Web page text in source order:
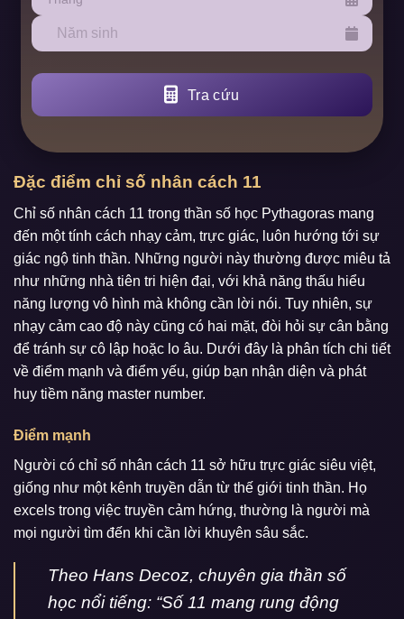
Tra cứu
Đặc điểm chỉ số nhân cách 11
Chỉ số nhân cách 11 trong thần số học Pythagoras mang
đến một tính cách nhạy cảm, trực giác, luôn hướng tới sự
giác ngộ tinh thần. Những người này thường được miêu tả
như những nhà tiên tri hiện đại, với khả năng thấu hiểu
năng lượng vô hình mà không cần lời nói. Tuy nhiên, sự
nhạy cảm cao độ này cũng có hai mặt, đòi hỏi sự cân bằng
để tránh sự cô lập hoặc lo âu. Dưới đây là phân tích chi tiết
về điểm mạnh và điểm yếu, giúp bạn nhận diện và phát
huy tiềm năng master number.
Điểm mạnh
Người có chỉ số nhân cách 11 sở hữu trực giác siêu việt,
giống như một kênh truyền dẫn từ thế giới tinh thần. Họ
excels trong việc truyền cảm hứng, thường là người mà
mọi người tìm đến khi cần lời khuyên sâu sắc.
Theo Hans Decoz, chuyên gia thần số
học nổi tiếng: “Số 11 mang rung động